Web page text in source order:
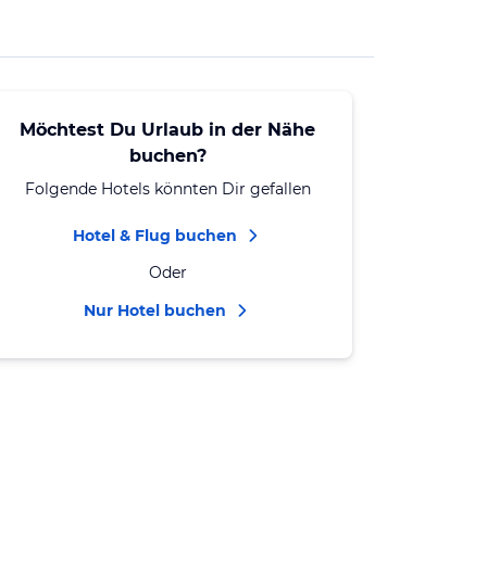
Möchtest Du Urlaub in der Nähe
buchen?
Folgende Hotels könnten Dir gefallen
Hotel & Flug buchen
Oder
Nur Hotel buchen